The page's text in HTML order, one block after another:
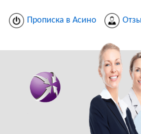
Прописка в Асино